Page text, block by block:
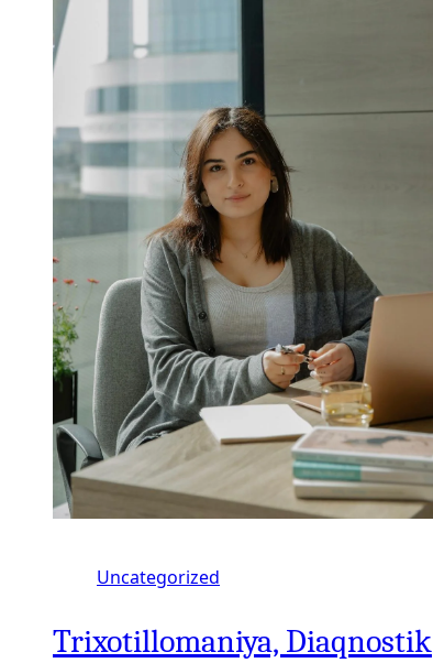
Uncategorized
Trixotillomaniya, Diaqnostik